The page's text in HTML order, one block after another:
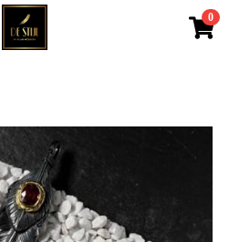
0
×
商品分類